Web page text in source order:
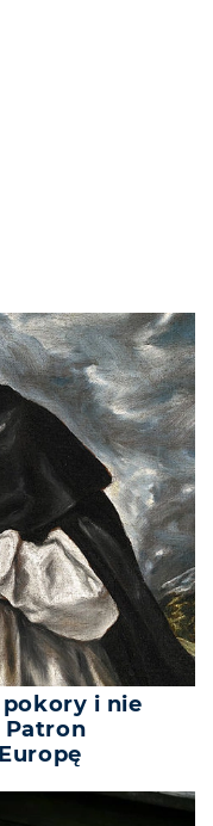
pokory i nie
Patron